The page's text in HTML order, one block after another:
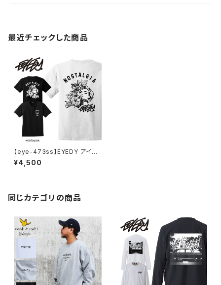
最近チェックした商品
【eye-473ss】EYEDY アイデ
ィー NOSTALGIA ショートスリ
ーブTシャツ 大きいサイズ WH
¥4,500
同じカテゴリの商品